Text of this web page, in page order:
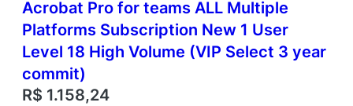
Acrobat Pro for teams ALL Multiple
Platforms Subscription New 1 User
Level 18 High Volume (VIP Select 3 year
commit)
R$ 1.158,24